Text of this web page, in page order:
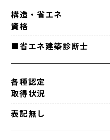
構造・省エネ
資格
■省エネ建築診断士
各種認定
取得状況
表記無し